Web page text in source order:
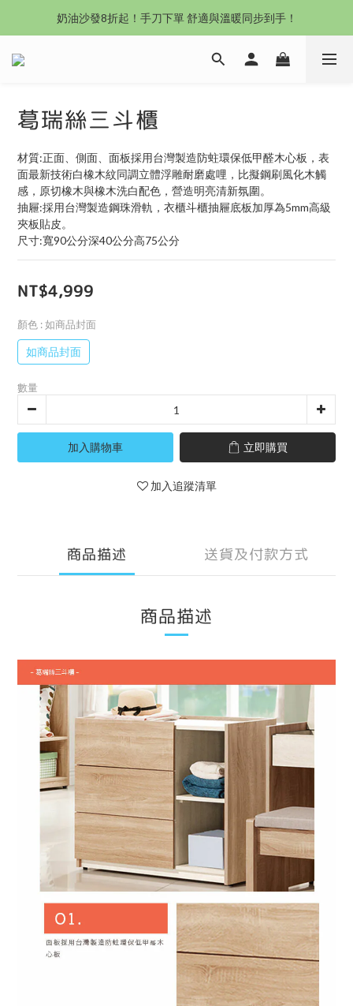
沙發新登場｜想躺就躺，頭等艙到商務艙一次擁有
奶油沙發8折起！手刀下單 舒適與溫暖同步到手！
Outlet專區：期間限定，驚喜下殺中！
葛瑞絲三斗櫃
材質:正面、側面、面板採用台灣製造防蛀環保低甲醛木心板，表
面最新技術白橡木紋同調立體浮雕耐磨處哩，比擬鋼刷風化木觸
感，原切橡木與橡木洗白配色，營造明亮清新氛圍。
抽屜:採用台灣製造鋼珠滑軌，衣櫃斗櫃抽屜底板加厚為5mm高級
夾板貼皮。
尺寸:寬90公分深40公分高75公分
NT$4,999
顏色 : 如商品封面
如商品封面
數量
加入購物車 立即購買
加入追蹤清單
商品描述 送貨及付款方式
商品描述